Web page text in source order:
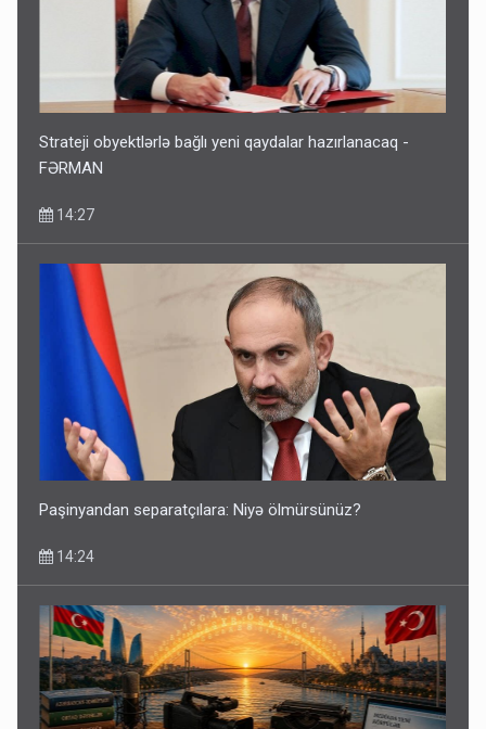
Strateji obyektlərlə bağlı yeni qaydalar hazırlanacaq -
FƏRMAN
14:27
Paşinyandan separatçılara: Niyə ölmürsünüz?
14:24